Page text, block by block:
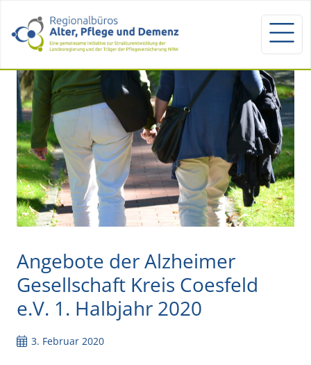
Angebote der Alzheimer
Gesellschaft Kreis Coesfeld
e.V. 1. Halbjahr 2020
3. Februar 2020